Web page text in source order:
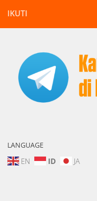
IKUTI
LANGUAGE
EN ID JA